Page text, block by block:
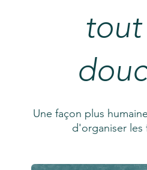
Une façon plus
d'organiser les